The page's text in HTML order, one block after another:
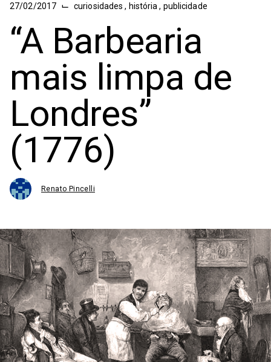
27/02/2017 ⌙ curiosidades, história, publicidade
“A Barbearia
mais limpa de
Londres”
(1776)
Renato Pincelli